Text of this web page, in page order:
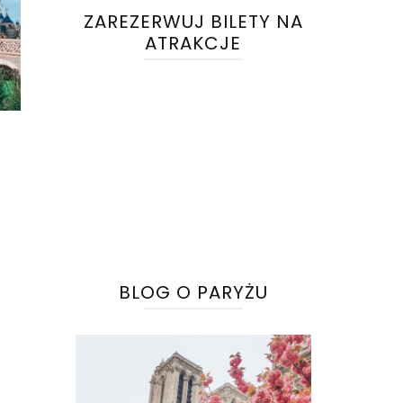
ZAREZERWUJ BILETY NA
ATRAKCJE
BLOG O PARYŻU